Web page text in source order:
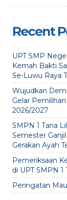
Recent
UPT SMP
Kemah Bakti
Se-Luwu Raya
Wujudkan
Gelar
2026/2027
SMPN 1 Tana
Semester
Gerakan Ayah
Pemeriksaan
di UPT SMPN 1
Peringatan